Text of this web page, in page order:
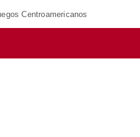
Centroamericanos